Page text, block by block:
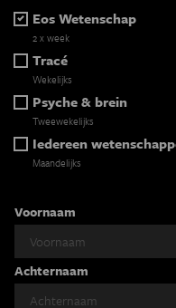
Eos Wetenschap
2 x week
Tracé
Wekelijks
Psyche & brein
Tweewekelijks
Iedereen
Maandelijks
Voornaam
Achternaam